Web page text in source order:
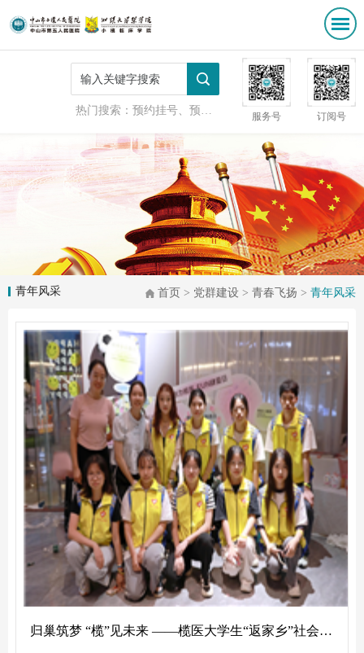
热门搜索：预约挂号、预防接种 服务号 订阅号
首页 > 党群建设 > 青春飞扬 > 青年风采
青年风采
归巢筑梦 “榄”见未来 ——榄医大学生“返家乡”社会实践活动